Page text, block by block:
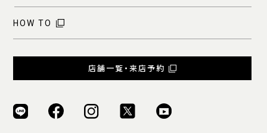
HOW TO
店舗一覧・来店予約